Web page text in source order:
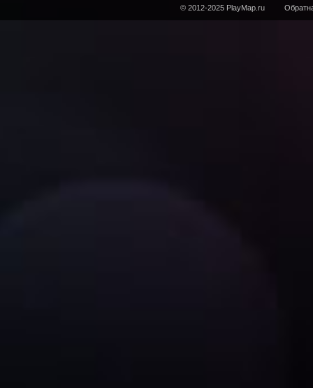
© 2012-2025 PlayMap.ru